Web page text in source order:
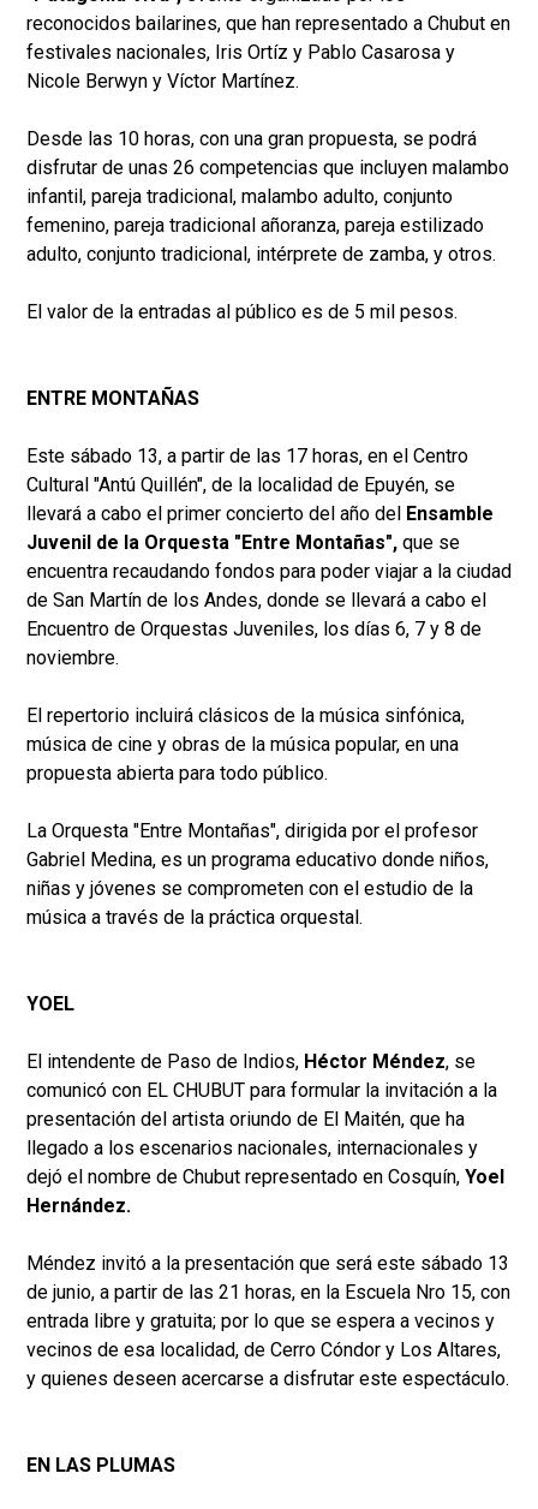
reconocidos bailarines, que han representado a Chubut en
festivales nacionales, Iris Ortíz y Pablo Casarosa y
Nicole Berwyn y Víctor Martínez.
Desde las 10 horas, con una gran propuesta, se podrá
disfrutar de unas 26 competencias que incluyen malambo
infantil, pareja tradicional, malambo adulto, conjunto
femenino, pareja tradicional añoranza, pareja estilizado
adulto, conjunto tradicional, intérprete de zamba, y otros.
El valor de la entradas al público es de 5 mil pesos.
ENTRE MONTAÑAS
Este sábado 13, a partir de las 17 horas, en el Centro
Cultural "Antú Quillén", de la localidad de Epuyén, se
llevará a cabo el primer concierto del año del Ensamble
Juvenil de la Orquesta "Entre Montañas", que se
encuentra recaudando fondos para poder viajar a la ciudad
de San Martín de los Andes, donde se llevará a cabo el
Encuentro de Orquestas Juveniles, los días 6, 7 y 8 de
noviembre.
El repertorio incluirá clásicos de la música sinfónica,
música de cine y obras de la música popular, en una
propuesta abierta para todo público.
La Orquesta "Entre Montañas", dirigida por el profesor
Gabriel Medina, es un programa educativo donde niños,
niñas y jóvenes se comprometen con el estudio de la
música a través de la práctica orquestal.
YOEL
El intendente de Paso de Indios, Héctor Méndez, se
comunicó con EL CHUBUT para formular la invitación a la
presentación del artista oriundo de El Maitén, que ha
llegado a los escenarios nacionales, internacionales y
dejó el nombre de Chubut representado en Cosquín, Yoel
Hernández.
Méndez invitó a la presentación que será este sábado 13
de junio, a partir de las 21 horas, en la Escuela Nro 15, con
entrada libre y gratuita; por lo que se espera a vecinos y
vecinos de esa localidad, de Cerro Cóndor y Los Altares,
y quienes deseen acercarse a disfrutar este espectáculo.
EN LAS PLUMAS